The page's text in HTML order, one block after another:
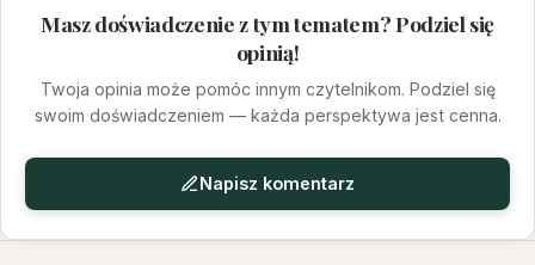
Masz doświadczenie z tym tematem? Podziel się
opinią!
Twoja opinia może pomóc innym czytelnikom. Podziel się
swoim doświadczeniem — każda perspektywa jest cenna.
Napisz komentarz